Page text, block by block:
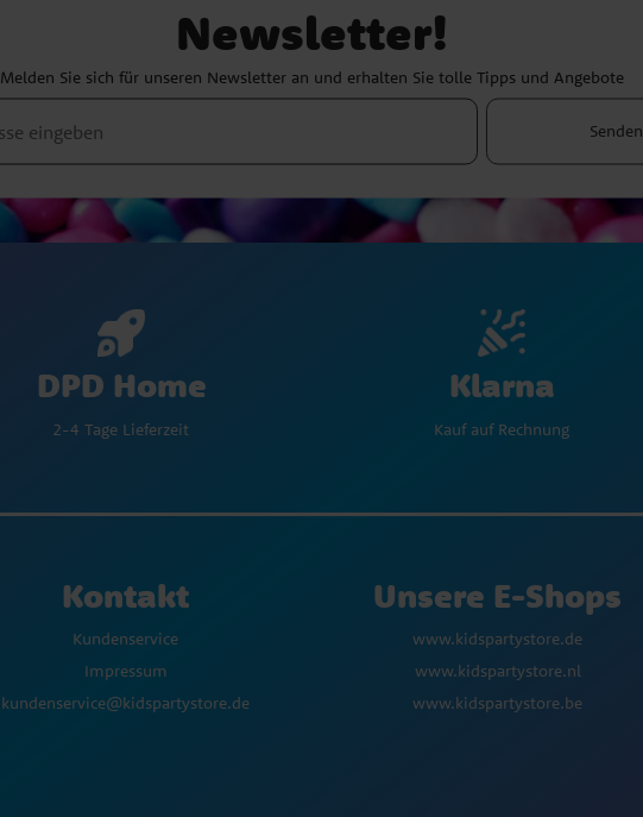
Newsletter!
Melden Sie sich für unseren Newsletter an und erhalten Sie tolle Tipps und Angebote
Senden
DPD Home
2-4 Tage Lieferzeit
Klarna
Kauf auf Rechnung
Kontakt
Kundenservice
Impressum
kundenservice@kidspartystore.de
Unsere E-Shops
www.kidspartystore.de
www.kidspartystore.nl
www.kidspartystore.be